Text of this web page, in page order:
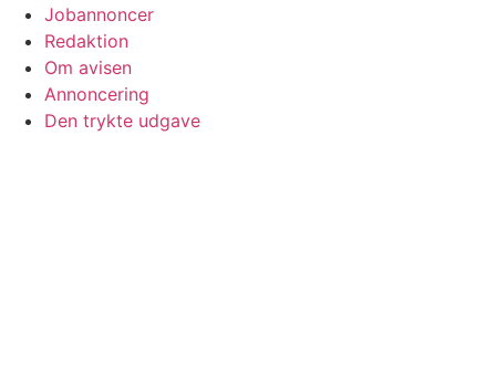
Jobannoncer
Redaktion
Om avisen
Annoncering
Den trykte udgave